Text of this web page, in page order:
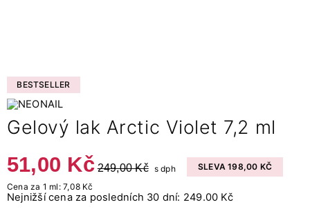
BESTSELLER
Gelový lak Arctic Violet 7,2 ml
51,00 Kč 249,00 Kč s dph
SLEVA 198,00 KČ
Cena za 1 ml: 7,08 Kč
Nejnižší cena za posledních 30 dní: 249.00 Kč